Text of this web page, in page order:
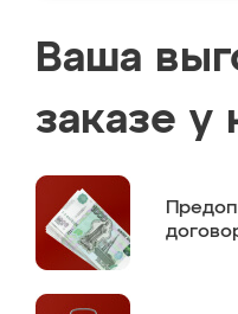
Ваша
заказе у